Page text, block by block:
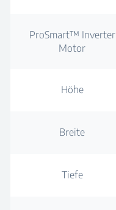
ProSmart™ Inverter
Motor
Höhe
Breite
Tiefe